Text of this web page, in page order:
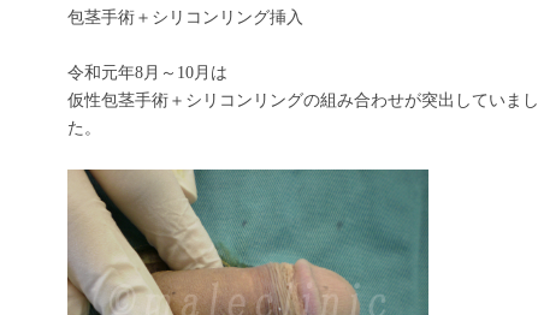
包茎手術＋シリコンリング挿入
令和元年8月～10月は
仮性包茎手術＋シリコンリングの組み合わせが突出していまし
た。